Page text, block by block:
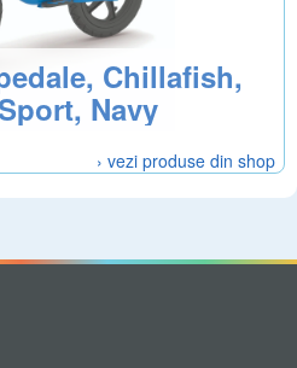
Chillafish,
Navy
› vezi produse din shop